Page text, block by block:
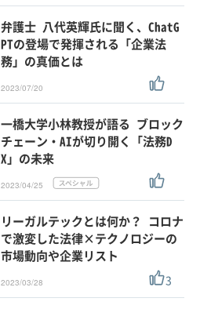
弁護士 八代英輝氏に聞く、ChatG
PTの登場で発揮される「企業法
務」の真価とは
2023/07/20
一橋大学小林教授が語る ブロック
チェーン・AIが切り開く「法務D
X」の未来
2023/04/25
リーガルテックとは何か？ コロナ
で激変した法律×テクノロジーの
市場動向や企業リスト
2023/03/28 3